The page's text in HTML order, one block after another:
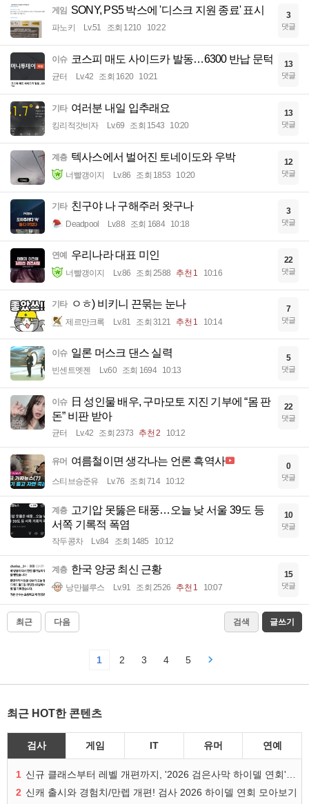
게임 SONY, PS5 박스에 '디스크 지원 종료' 표시
파노키 Lv.51 조회 1210 10:22
3
댓글
이슈 코스피 매도 사이드카 발동…6300 반납 문턱
균터 Lv.42 조회 1620 10:21
13
댓글
기타 여러분 내일 입추래요
킹리적갓비자 Lv.69 조회 1543 10:20
13
댓글
계층 텍사스에서 벌어진 토네이도와 우박
너빨갱이지 Lv.86 조회 1853 10:20
12
댓글
기타 친구야 나 구해주러 왓구나
Deadpool Lv.88 조회 1684 10:18
3
댓글
연예 우리나라 대표 미인
너빨갱이지 Lv.86 조회 2588 추천 1 10:16
22
댓글
기타 ㅇㅎ) 비키니 끈묶는 눈나
제르만크록 Lv.81 조회 3121 추천 1 10:14
7
댓글
이슈 일론 머스크 댄스 실력
빈센트멧젠 Lv.60 조회 1694 10:13
5
댓글
이슈
日 성인물 배우, 구마모토 지진 기부에 “몸 판
돈” 비판 받아
균터 Lv.42 조회 2373 추천 2 10:12
22
댓글
유머 여름철이면 생각나는 언론 흑역사
스티브승준유 Lv.76 조회 714 10:12
0
댓글
계층 고기압 못뚫은 태풍…오늘 낮 서울 39도 등
서쪽 기록적 폭염
작두콩차 Lv.84 조회 1485 10:12
10
댓글
계층 한국 양궁 최신 근황
낭만블루스 Lv.91 조회 2526 추천 1 10:07
15
댓글
최근 다음 검색 글쓰기
1 2 3 4 5
최근 HOT한 콘텐츠
검사 게임 IT 유머 연예
1
2 신캐 출시와 경험치/만렙 개편! 검사 2026 하이델 연회 모아보기